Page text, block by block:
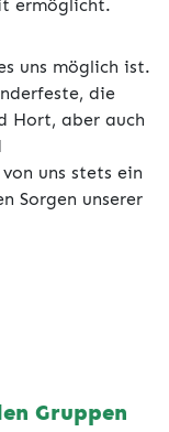
ermöglicht.
uns möglich ist.
die
Hort, aber auch
uns stets ein
Sorgen unserer
Gruppen